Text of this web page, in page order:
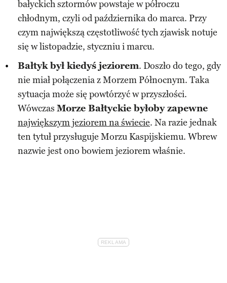
bałyckich sztormów powstaje w półroczu
chłodnym, czyli od października do marca. Przy
czym największą częstotliwość tych zjawisk notuje
się w listopadzie, styczniu i marcu.
Bałtyk był kiedyś jeziorem. Doszło do tego, gdy
nie miał połączenia z Morzem Północnym. Taka
sytuacja może się powtórzyć w przyszłości.
Wówczas Morze Bałtyckie byłoby zapewne
największym jeziorem na świecie. Na razie jednak
ten tytuł przysługuje Morzu Kaspijskiemu. Wbrew
nazwie jest ono bowiem jeziorem właśnie.